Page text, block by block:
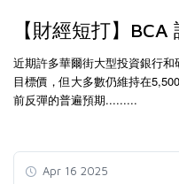
【財經短打】
近期許多華爾街大型投資銀行
目標價，但大多數仍維持在
前反彈的普遍預期.........
Apr 16 2025